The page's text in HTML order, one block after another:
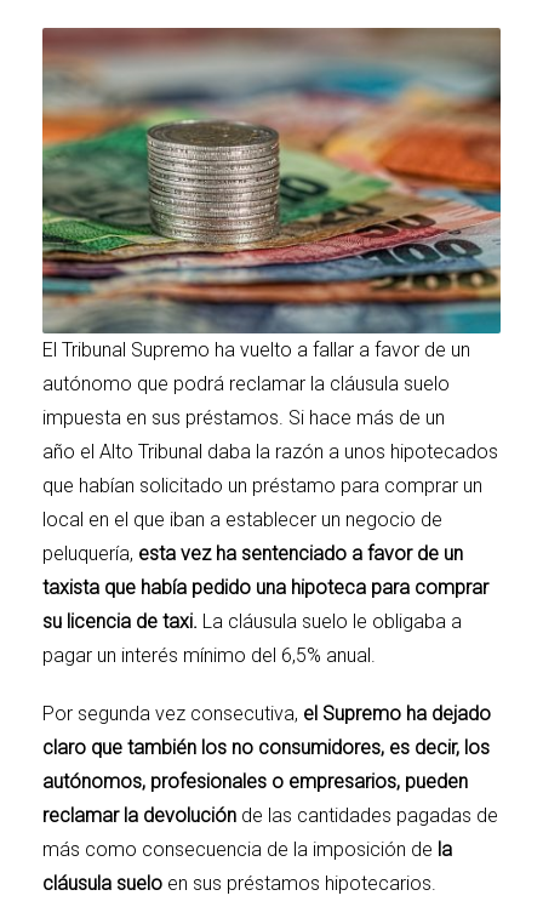
El Tribunal Supremo ha vuelto a fallar a favor de un
autónomo que podrá reclamar la cláusula suelo
impuesta en sus préstamos. Si hace más de un
año el Alto Tribunal daba la razón a unos hipotecados
que habían solicitado un préstamo para comprar un
local en el que iban a establecer un negocio de
peluquería, esta vez ha sentenciado a favor de un
taxista que había pedido una hipoteca para comprar
su licencia de taxi. La cláusula suelo le obligaba a
pagar un interés mínimo del 6,5% anual.
Por segunda vez consecutiva, el Supremo ha dejado
claro que también los no consumidores, es decir, los
autónomos, profesionales o empresarios, pueden
reclamar la devolución de las cantidades pagadas de
más como consecuencia de la imposición de la
cláusula suelo en sus préstamos hipotecarios.